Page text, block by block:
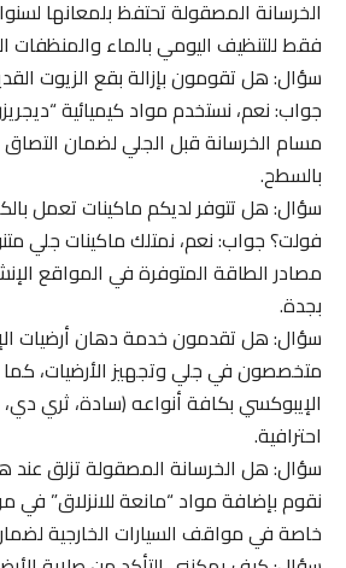
الخرسانة المصقولة تحتفظ بلمعانها
فقط للتنظيف اليومي بالماء والمنظفات
سؤال: هل تقومون بإزالة بقع الزيوت
جواب: نعم، نستخدم مواد كيميائية
مسام الخرسانة قبل الجلي لضمان التصاق
بالسطح.
فولت؟ جواب: نعم، نمتلك ماكينات جلي
مصادر الطاقة المتوفرة في المواقع
بجدة.
سؤال: هل تقدمون خدمة دهان أرضيات
متخصصون في جلي وتجهيز الأرضيات، كما
الإيبوكسي بكافة أنواعه (سادة، ثري دي،
احترافية.
سؤال: هل الخرسانة المصقولة تزلق عند
نقوم بإضافة مواد “مانعة للانزلاق” في
خاصة في مواقف السيارات الخارجية لضمان